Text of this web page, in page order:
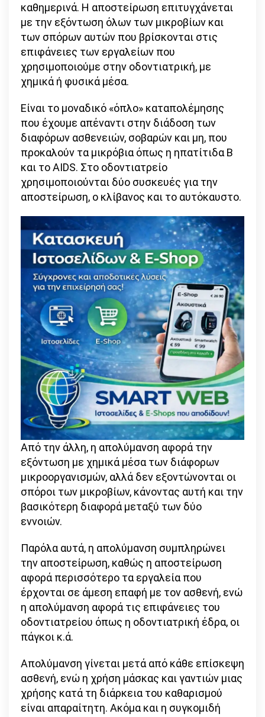
καθημερινά. Η αποστείρωση επιτυγχάνεται
με την εξόντωση όλων των μικροβίων και
των σπόρων αυτών που βρίσκονται στις
επιφάνειες των εργαλείων που
χρησιμοποιούμε στην οδοντιατρική, με
χημικά ή φυσικά μέσα.
Είναι το μοναδικό «όπλο» καταπολέμησης
που έχουμε απέναντι στην διάδοση των
διαφόρων ασθενειών, σοβαρών και μη, που
προκαλούν τα μικρόβια όπως η ηπατίτιδα Β
και το AIDS. Στο οδοντιατρείο
χρησιμοποιούνται δύο συσκευές για την
αποστείρωση, ο κλίβανος και το αυτόκαυστο.
Από την άλλη, η απολύμανση αφορά την
εξόντωση με χημικά μέσα των διάφορων
μικροοργανισμών, αλλά δεν εξοντώνονται οι
σπόροι των μικροβίων, κάνοντας αυτή και την
βασικότερη διαφορά μεταξύ των δύο
εννοιών.
Παρόλα αυτά, η απολύμανση συμπληρώνει
την αποστείρωση, καθώς η αποστείρωση
αφορά περισσότερο τα εργαλεία που
έρχονται σε άμεση επαφή με τον ασθενή, ενώ
η απολύμανση αφορά τις επιφάνειες του
οδοντιατρείου όπως η οδοντιατρική έδρα, οι
πάγκοι κ.ά.
Απολύμανση γίνεται μετά από κάθε επίσκεψη
ασθενή, ενώ η χρήση μάσκας και γαντιών μιας
χρήσης κατά τη διάρκεια του καθαρισμού
είναι απαραίτητη. Ακόμα και η συγκομιδή